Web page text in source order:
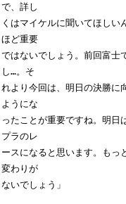
で、詳し
くはマイケルに聞いてほし
ほど重要
ではないでしょう。前回富士
し…。そ
れより今回は、明日の決勝に
ようにな
ったことが重要ですね。明日
プラのレ
ースになると思います。もっ
変わりが
ないでしょう」